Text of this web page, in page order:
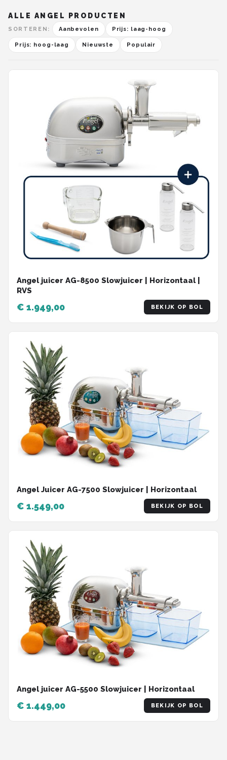
ALLE ANGEL PRODUCTEN
SORTEREN: Aanbevolen Prijs: laag-hoog
Prijs: hoog-laag Nieuwste Populair
Angel juicer AG-8500 Slowjuicer | Horizontaal |
RVS
€ 1.949,00 BEKIJK OP BOL
Angel Juicer AG-7500 Slowjuicer | Horizontaal
€ 1.549,00 BEKIJK OP BOL
Angel juicer AG-5500 Slowjuicer | Horizontaal
€ 1.449,00 BEKIJK OP BOL